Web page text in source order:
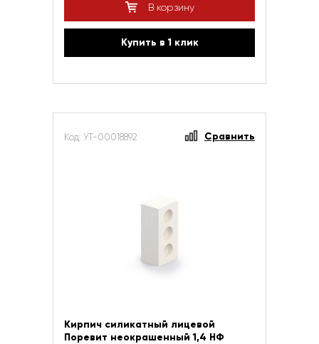
В корзину
Купить в 1 клик
Код: УТ-00018892 Сравнить
Кирпич силикатный лицевой
Поревит неокрашенный 1,4 НФ